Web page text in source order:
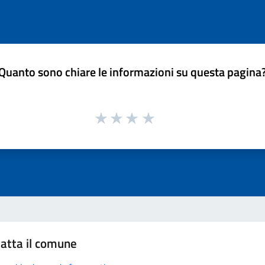
sono chiare le informazioni su questa
il comune